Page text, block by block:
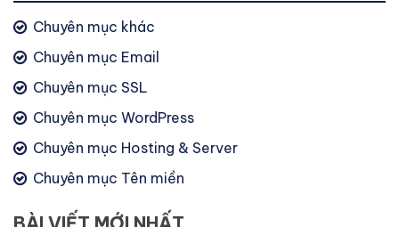
Chuyên mục khác
Chuyên mục Email
Chuyên mục SSL
Chuyên mục WordPress
Chuyên mục Hosting & Server
Chuyên mục Tên miền